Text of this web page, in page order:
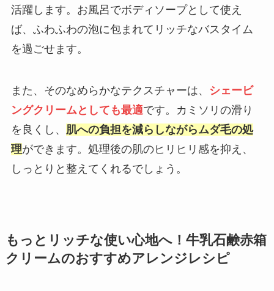
活躍します。お風呂でボディソープとして使え
ば、ふわふわの泡に包まれてリッチなバスタイム
を過ごせます。
また、そのなめらかなテクスチャーは、
シェービ
ングクリームとしても最適です。カミソリの滑り
を良くし、 肌への負担を減らしながらムダ毛の処
理ができます。処理後の肌のヒリヒリ感を抑え、
しっとりと整えてくれるでしょう。
もっとリッチな使い心地へ！牛乳石鹸赤箱
クリームのおすすめアレンジレシピ